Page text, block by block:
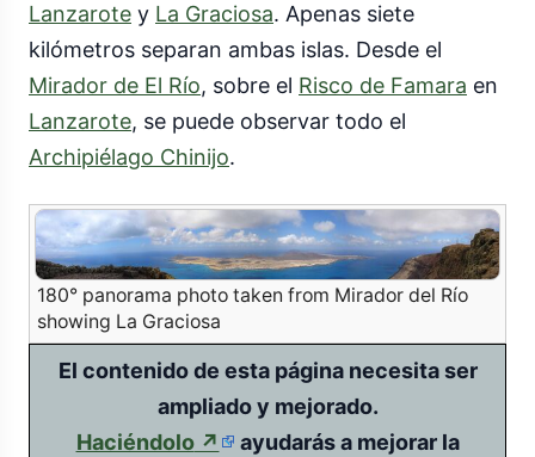
Lanzarote y La Graciosa. Apenas siete
kilómetros separan ambas islas. Desde el
Mirador de El Río, sobre el Risco de Famara en
Lanzarote, se puede observar todo el
Archipiélago Chinijo.
180° panorama photo taken from Mirador del Río
showing La Graciosa
El contenido de esta página necesita ser
ampliado y mejorado.
Haciéndolo↗ (enlace
ayudarás a mejorar la